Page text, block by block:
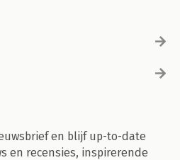
en blijf up-to-date
en recensies, inspirerende